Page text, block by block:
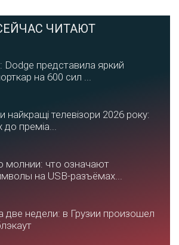
ЧИТАЮТ
Dodge представила яркий
на 600 сил ...
найкращі телевізори 2026 року:
преміа...
молнии: что означают
на USB-разъёмах...
две недели: в Грузии произошел